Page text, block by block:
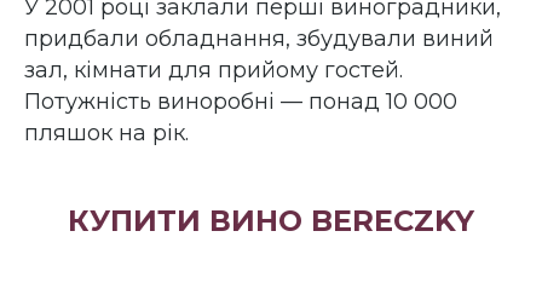
У 2001 році заклали перші виноградники,
придбали обладнання, збудували виний
зал, кімнати для прийому гостей.
Потужність виноробні — понад 10 000
пляшок на рік.
КУПИТИ ВИНО BERECZKY